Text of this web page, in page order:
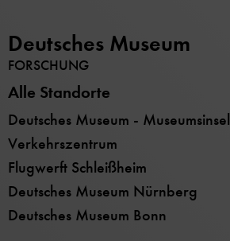
Deutsches Museum
FORSCHUNG
Alle Standorte
Deutsches Museum - Museumsinsel
Verkehrszentrum
Flugwerft Schleißheim
Deutsches Museum Nürnberg
Deutsches Museum Bonn